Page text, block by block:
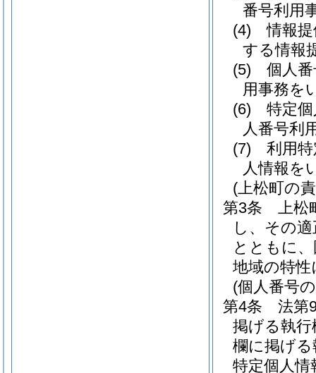
番号利用
(4)
情報
する情報
(5)
個人
用事務を
(6)
特定
人番号利
(7)
利用
人情報を
(上松町の
第3条
上松
し、その
とともに
地域の特
(個人番号
第4条
法第
掲げる執
欄に掲げ
特定個人